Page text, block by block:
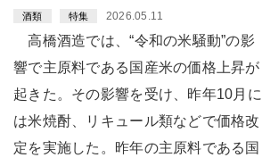
酒類 特集 2026.05.11
高橋酒造では、“令和の米騒動”の影
響で主原料である国産米の価格上昇が
起きた。その影響を受け、昨年10月に
は米焼酎、リキュール類などで価格改
定を実施した。昨年の主原料である国